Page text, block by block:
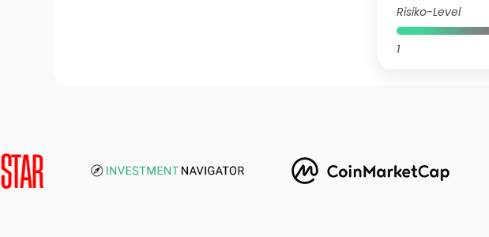
Risiko-Level
1